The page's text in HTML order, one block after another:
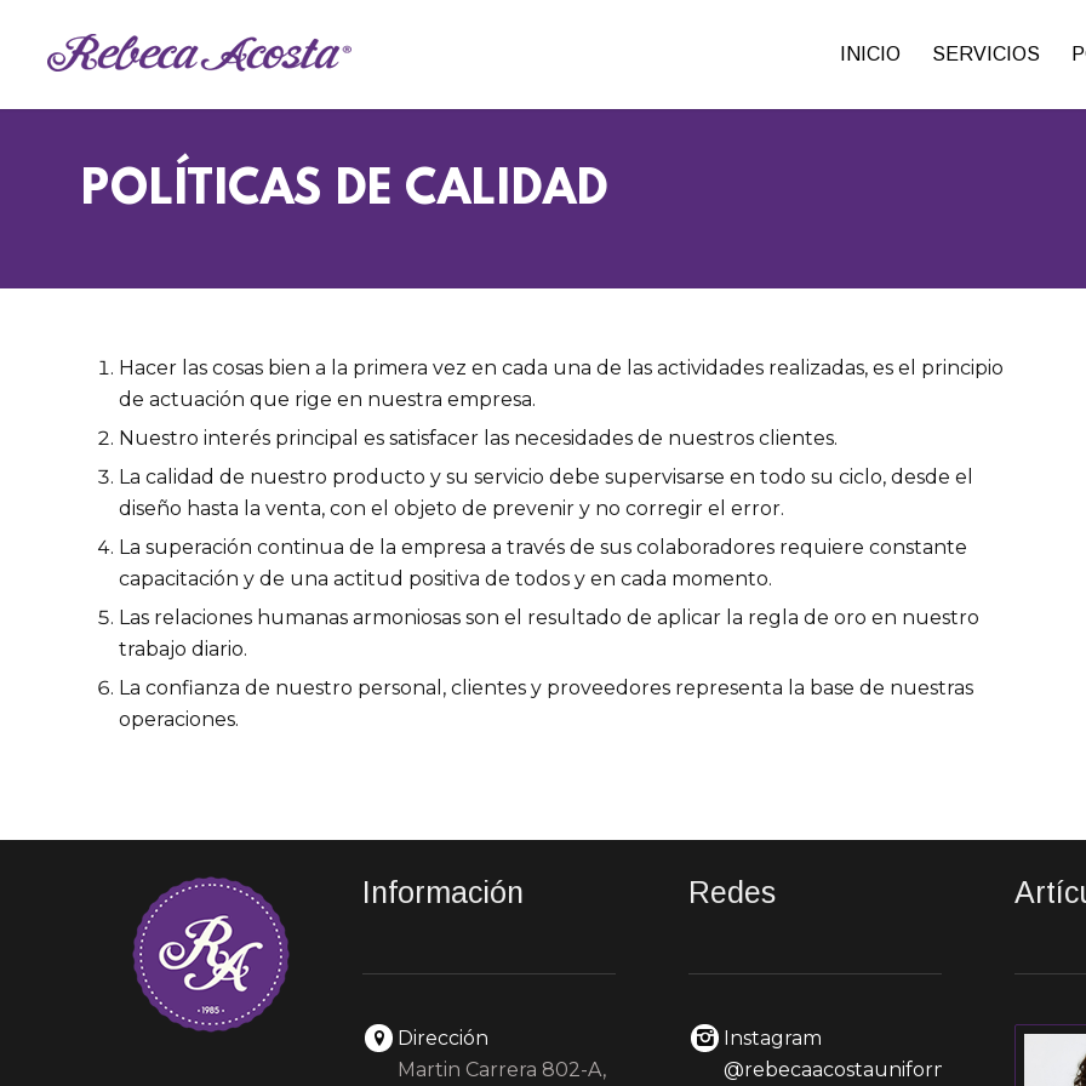
INICIO SERVICIOS
POLÍTICAS DE CALIDAD
Hacer las cosas bien a la primera vez en cada una de las actividades realizadas, es el principio
de actuación que rige en nuestra empresa.
Nuestro interés principal es satisfacer las necesidades de nuestros clientes.
La calidad de nuestro producto y su servicio debe supervisarse en todo su ciclo, desde el
diseño hasta la venta, con el objeto de prevenir y no corregir el error.
La superación continua de la empresa a través de sus colaboradores requiere constante
capacitación y de una actitud positiva de todos y en cada momento.
Las relaciones humanas armoniosas son el resultado de aplicar la regla de oro en nuestro
trabajo diario.
La confianza de nuestro personal, clientes y proveedores representa la base de nuestras
operaciones.
Información
Dirección
Martin Carrera 802-A,
Redes
Instagram
@rebecaacostauniformes